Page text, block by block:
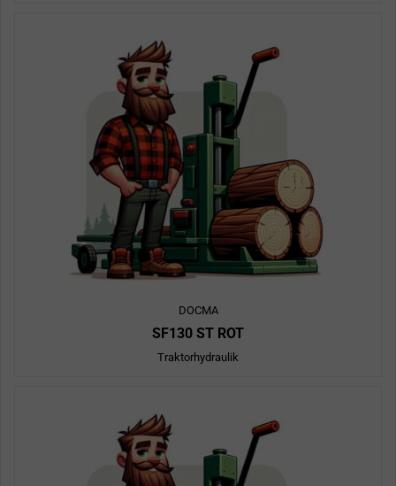
DOCMA
SF130 ST ROT
Traktorhydraulik